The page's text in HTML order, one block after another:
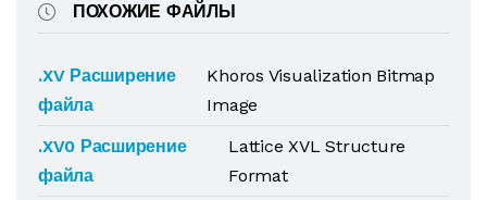
ПОХОЖИЕ ФАЙЛЫ
.XV Расширение
файла
Khoros Visualization Bitmap
Image
.XV0 Расширение
файла
Lattice XVL Structure
Format